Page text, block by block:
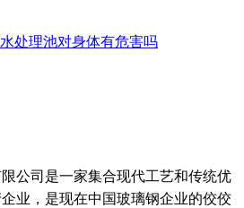
处理池对身体有危害吗
司是一家集合现代工艺和传统优
业，是现在中国玻璃钢企业的佼佼